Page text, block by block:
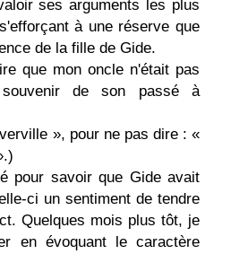
ses arguments les plus
à une réserve que
de la fille de Gide.
que mon oncle n'était pas
de son passé à
», pour ne pas dire : «
pour savoir que Gide avait
ci un sentiment de tendre
Quelques mois plus tôt, je
en évoquant le caractère